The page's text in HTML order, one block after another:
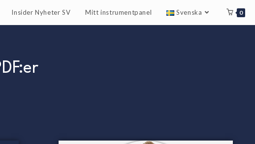
Insider Nyheter SV Mitt instrumentpanel Svenska 0